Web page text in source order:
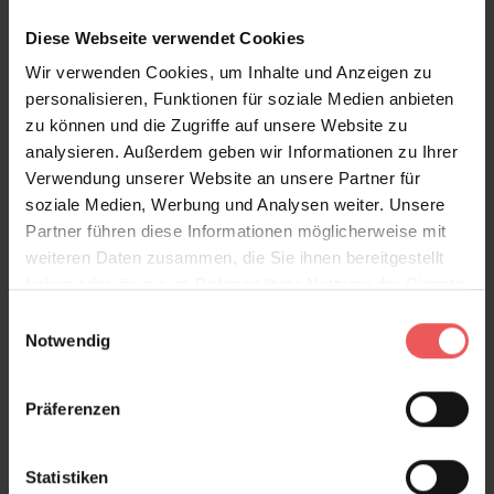
Diese Webseite verwendet Cookies
Wir verwenden Cookies, um Inhalte und Anzeigen zu
personalisieren, Funktionen für soziale Medien anbieten
zu können und die Zugriffe auf unsere Website zu
analysieren. Außerdem geben wir Informationen zu Ihrer
Verwendung unserer Website an unsere Partner für
soziale Medien, Werbung und Analysen weiter. Unsere
Partner führen diese Informationen möglicherweise mit
weiteren Daten zusammen, die Sie ihnen bereitgestellt
Notwendig
Präferenzen
Statistiken
Angebot.
Bitte beachten Sie,dass je nach Sondergröße nur
Ausschnitte des Motivs sein können.
Produktdetails